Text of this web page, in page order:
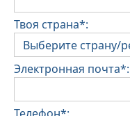
Твоя страна*:
Электронная почта*: